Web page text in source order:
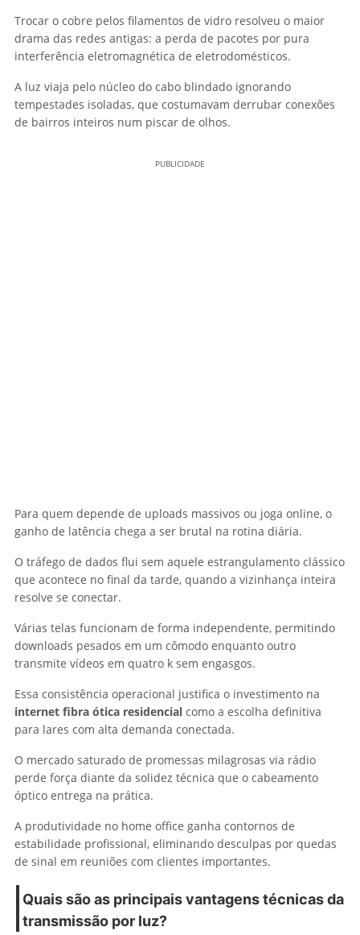
Trocar o cobre pelos filamentos de vidro resolveu o maior
drama das redes antigas: a perda de pacotes por pura
interferência eletromagnética de eletrodomésticos.
A luz viaja pelo núcleo do cabo blindado ignorando
tempestades isoladas, que costumavam derrubar conexões
de bairros inteiros num piscar de olhos.
PUBLICIDADE
Para quem depende de uploads massivos ou joga online, o
ganho de latência chega a ser brutal na rotina diária.
O tráfego de dados flui sem aquele estrangulamento clássico
que acontece no final da tarde, quando a vizinhança inteira
resolve se conectar.
Várias telas funcionam de forma independente, permitindo
downloads pesados em um cômodo enquanto outro
transmite vídeos em quatro k sem engasgos.
Essa consistência operacional justifica o investimento na
internet fibra ótica residencial como a escolha definitiva
para lares com alta demanda conectada.
O mercado saturado de promessas milagrosas via rádio
perde força diante da solidez técnica que o cabeamento
óptico entrega na prática.
A produtividade no home office ganha contornos de
estabilidade profissional, eliminando desculpas por quedas
de sinal em reuniões com clientes importantes.
Quais são as principais vantagens técnicas da
transmissão por luz?